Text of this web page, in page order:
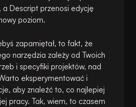
Descript przenosi edycję
poziom.
zapamiętał, to fakt, że
narzędzia zależy od Twoich
i specyfiki projektów, nad
eksperymentować i
aby znaleźć to, co najlepiej
pracy. Tak, wiem, to czasem